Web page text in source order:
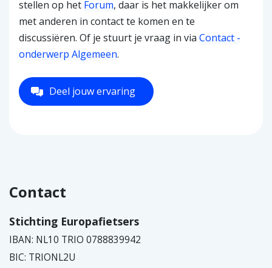
stellen op het Forum, daar is het makkelijker om
met anderen in contact te komen en te
discussiëren. Of je stuurt je vraag in via Contact -
onderwerp Algemeen.
Deel jouw ervaring
Contact
Stichting Europafietsers
IBAN: NL10 TRIO 0788839942
BIC: TRIONL2U